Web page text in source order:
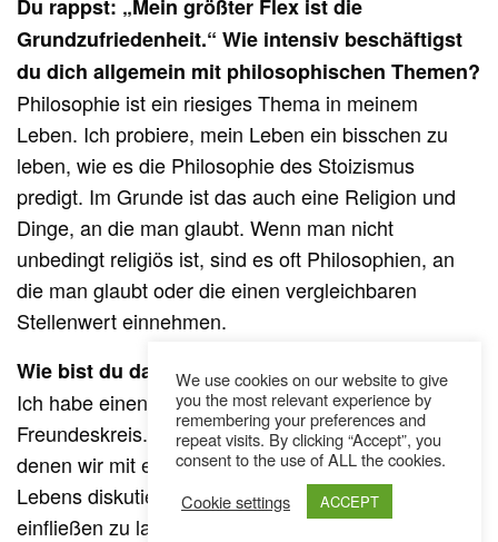
Du rappst: „Mein größter Flex ist die
Grundzufriedenheit.“ Wie intensiv beschäftigst
du dich allgemein mit philosophischen Themen?
Philosophie ist ein riesiges Thema in meinem
Leben. Ich probiere, mein Leben ein bisschen zu
leben, wie es die Philosophie des Stoizismus
predigt. Im Grunde ist das auch eine Religion und
Dinge, an die man glaubt. Wenn man nicht
unbedingt religiös ist, sind es oft Philosophien, an
die man glaubt oder die einen vergleichbaren
Stellenwert einnehmen.
Wie bist du darauf gekommen?
Ich habe einen ziemlich philosophisch behafteten
Freundeskreis. Wir haben oft Tage und Abende, an
denen wir mit einer Flasche Wein über den Sinn des
Lebens diskutieren und probieren, die Philosophien
einfließen zu lassen. Das tue ich schon aktiv.
We use cookies on our website to give
you the most relevant experience by
remembering your preferences and
repeat visits. By clicking “Accept”, you
consent to the use of ALL the cookies.
Cookie settings
ACCEPT